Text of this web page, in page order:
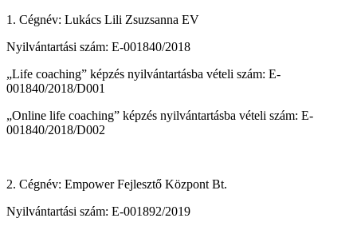
1. Cégnév: Lukács Lili Zsuzsanna EV
Nyilvántartási szám: E-001840/2018
„Life coaching” képzés nyilvántartásba vételi szám: E-
001840/2018/D001
„Online life coaching” képzés nyilvántartásba vételi szám: E-
001840/2018/D002
2. Cégnév: Empower Fejlesztő Központ Bt.
Nyilvántartási szám: E-001892/2019